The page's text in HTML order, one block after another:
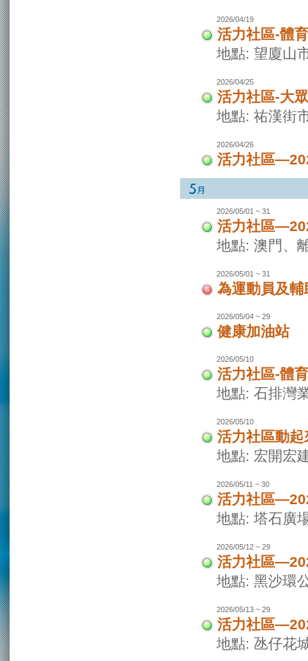
2026/04/19
活力社區-體
地點: 望廈山
2026/04/25
活力社區-大
地點: 祐漢街
2026/04/26
活力社區
2026/05/01 ~ 31
活力社區
地點: 澳門、
2026/05/01 ~ 31
為運動員及
2026/05/04 ~ 29
健康加油站
2026/05/10
活力社區-體
地點: 石排灣
2026/05/10
活力社區動
地點: 宏開宏
2026/05/11 ~ 30
活力社區
地點: 塔石廣
2026/05/12 ~ 29
活力社區
地點: 黑沙環
2026/05/13 ~ 29
活力社區
地點: 氹仔花